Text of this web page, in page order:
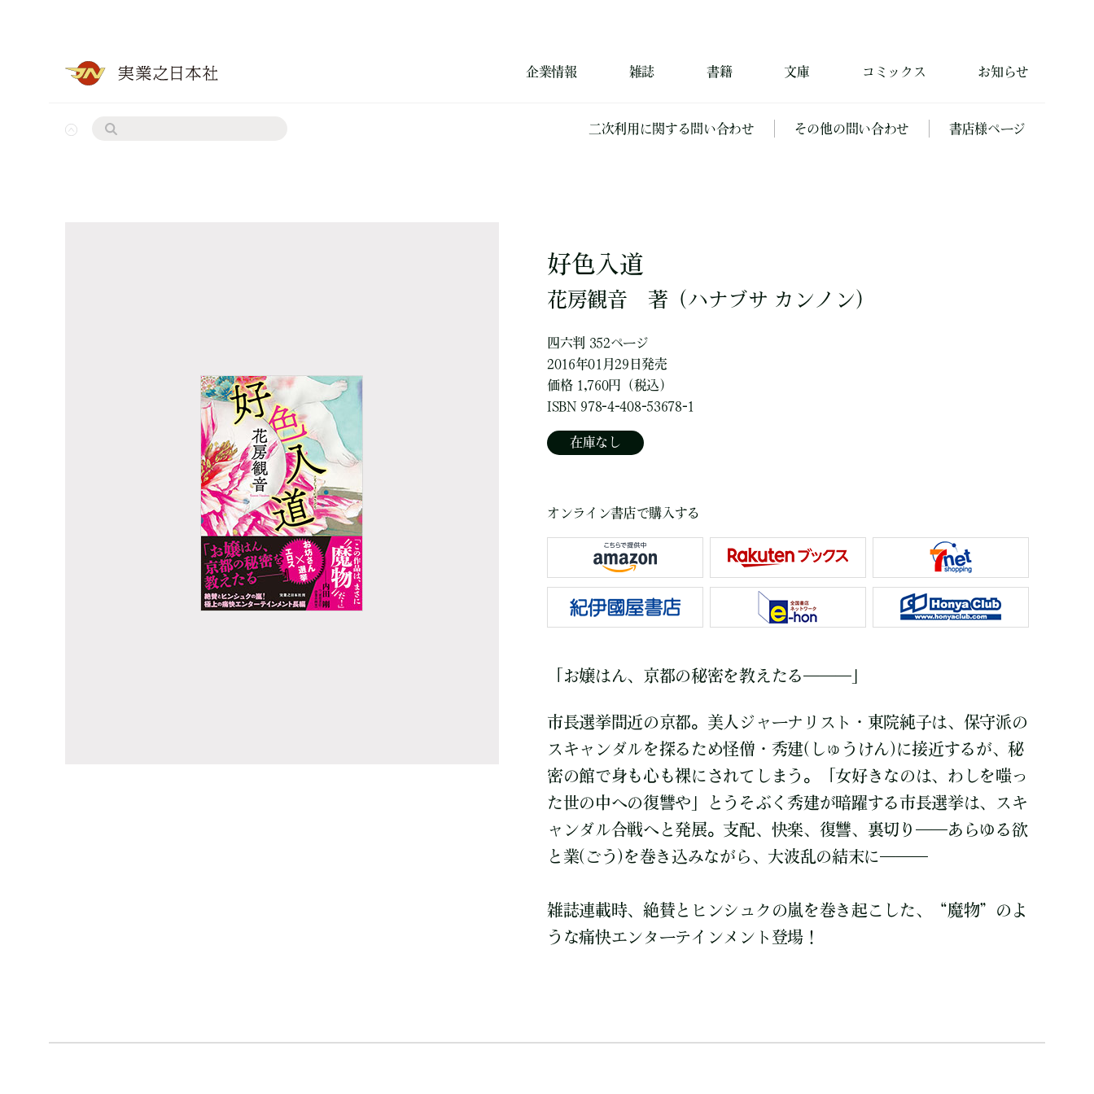
企業情報 雑誌 書籍 文庫 コミックス お知らせ
二次利用に関する問い合わせ その他の問い合わせ 書店様ページ
好色入道
花房観音 著 （ハナブサ カンノン）
四六判 352ページ
2016年01月29日発売
価格 1,760円（税込）
ISBN 978-4-408-53678-1
在庫なし
オンライン書店で購入する
「お嬢はん、京都の秘密を教えたる―――」
市長選挙間近の京都。美人ジャーナリスト・東院純子は、保守派の
スキャンダルを探るため怪僧・秀建(しゅうけん)に接近するが、秘
密の館で身も心も裸にされてしまう。「女好きなのは、わしを嗤っ
た世の中への復讐や」とうそぶく秀建が暗躍する市長選挙は、スキ
ャンダル合戦へと発展。支配、快楽、復讐、裏切り――あらゆる欲
と業(ごう)を巻き込みながら、大波乱の結末に―――
雑誌連載時、絶賛とヒンシュクの嵐を巻き起こした、“魔物”のよ
うな痛快エンターテインメント登場！